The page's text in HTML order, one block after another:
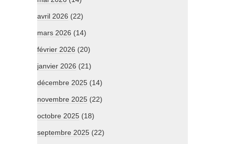
avril 2026 (22)
mars 2026 (14)
février 2026 (20)
janvier 2026 (21)
décembre 2025 (14)
novembre 2025 (22)
octobre 2025 (18)
septembre 2025 (22)